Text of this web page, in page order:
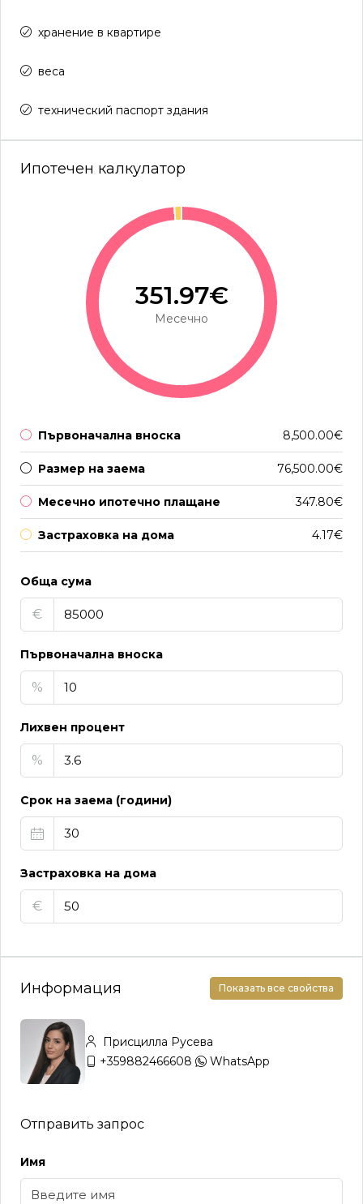
хранение в квартире
веса
технический паспорт здания
Ипотечен калкулатор
351.97€
Месечно
Първоначална вноска 8,500.00€
Размер на заема 76,500.00€
Месечно ипотечно плащане 347.80€
Застраховка на дома 4.17€
Обща сума
€
Първоначална вноска
%
Лихвен процент
%
Срок на заема (години)
Застраховка на дома
€
Информация Показать все свойства
Присцилла Русева
+359882466608
WhatsApp
Отправить запрос
Имя